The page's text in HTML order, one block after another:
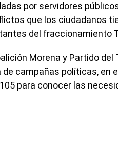
por servidores
que los ciudadanos
del fraccionamiento
Morena y Partido del
campañas políticas, en
para conocer las